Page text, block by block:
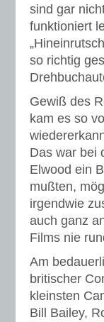
sind gar
funktioniert
so richtig
Gewiß des
kam es so
Das war bei
Elwood ein
mußten,
irgendwie
auch ganz
Films nie
Am
britischer
kleinsten
Bill Bailey,